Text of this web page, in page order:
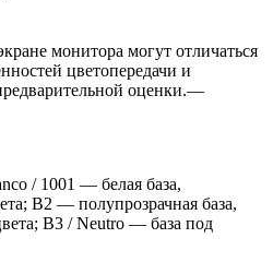
монитора могут отличаться
цветопередачи и
оценки.—
/ 1001 — белая база,
B2 — полупрозрачная база,
B3 / Neutro — база под